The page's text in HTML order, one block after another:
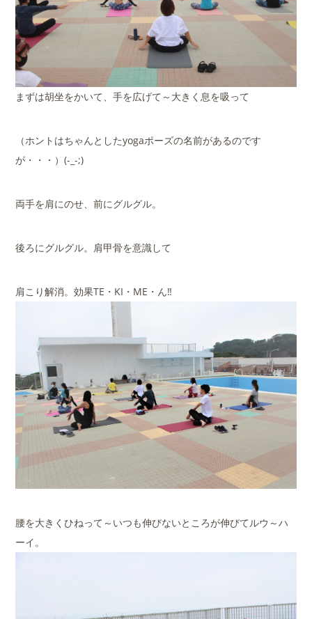
まずは胡坐をかいて、手を広げて～大きく息を吸って
（ホントはちゃんとしたyogaポーズの名前があるのです
が・・・）(-_-;)
両手を肩にのせ、前にグルグル。
後ろにグルグル。肩甲骨を意識して
肩こり解消。効果TE・KI・ME・ん‼
腰を大きくひねって～いつも伸びないところが伸びてルウ～ハ
ーイ。